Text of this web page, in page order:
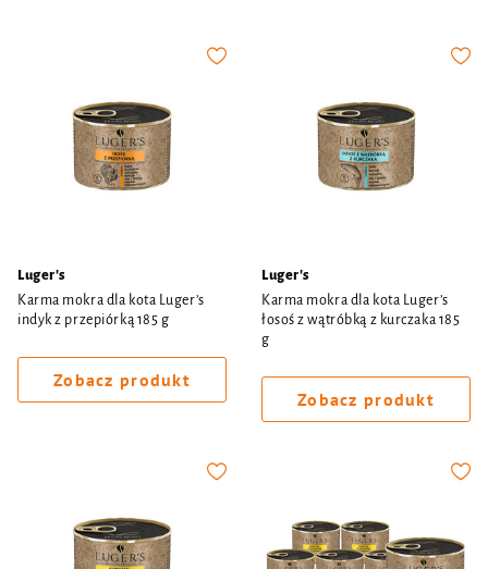
Luger's
Karma mokra dla kota Luger’s
indyk z przepiórką 185 g
Zobacz produkt
Luger's
Karma mokra dla kota Luger’s
łosoś z wątróbką z kurczaka 185
g
Zobacz produkt